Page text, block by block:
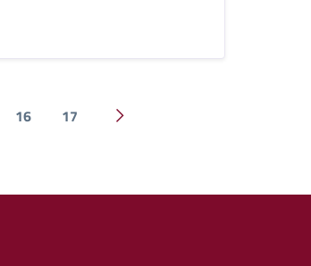
16 17
Pagina successiva